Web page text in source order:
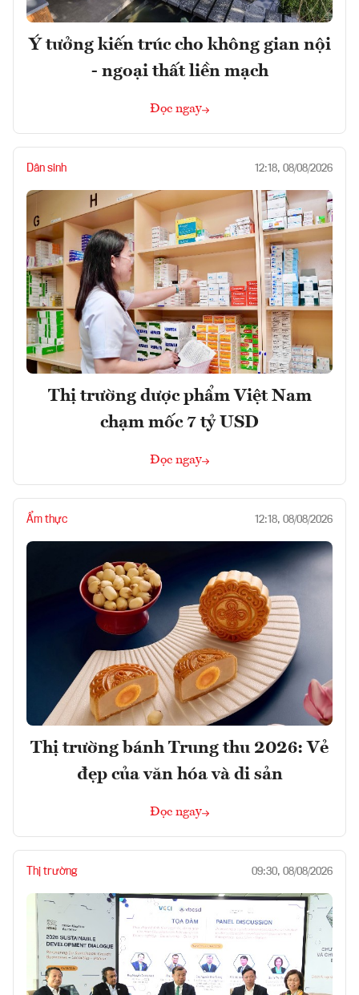
Ý tưởng kiến trúc cho không gian nội
- ngoại thất liền mạch
Đọc ngay
Dân sinh 12:18, 08/08/2026
Thị trường dược phẩm Việt Nam
chạm mốc 7 tỷ USD
Đọc ngay
Ẩm thực 12:18, 08/08/2026
Thị trường bánh Trung thu 2026: Vẻ
đẹp của văn hóa và di sản
Đọc ngay
Thị trường 09:30, 08/08/2026